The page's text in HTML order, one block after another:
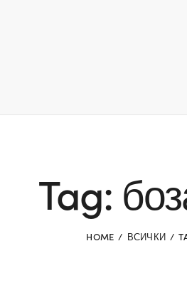
Tag:
HOME ВСИЧКИ